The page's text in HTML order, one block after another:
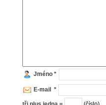
Jméno *
E-mail *